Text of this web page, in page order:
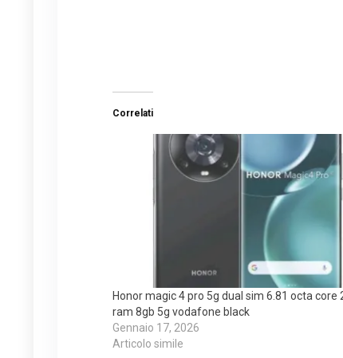
Correlati
Honor magic 4 pro 5g dual sim 6.81 octa core
ram 8gb 5g vodafone black
Gennaio 17, 2026
Articolo simile